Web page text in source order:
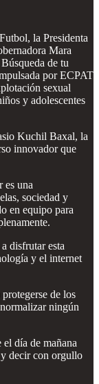
la Presidenta
Mara
de tu
por ECPAT
sexual
y adolescentes
Kuchil Baxal, la
innovador que
es una
sociedad y
en equipo para
disfrutar esta
y el internet
de los
ningún
día de mañana
y decir con orgullo